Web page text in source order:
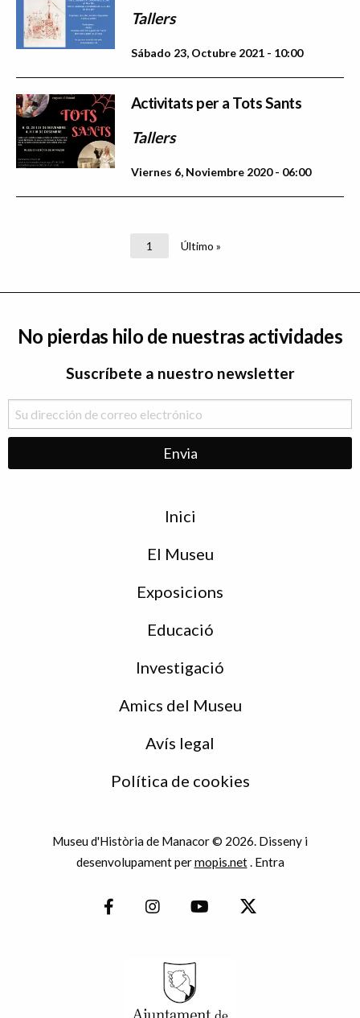
Tallers
Sábado 23, Octubre 2021 - 10:00
Activitats per a Tots Sants
Tallers
Viernes 6, Noviembre 2020 - 06:00
Página
actual
1
Última
Último »
No pierdas hilo de nuestras actividades
Suscríbete a nuestro newsletter
Inici
El Museu
Exposicions
Educació
Investigació
Amics del Museu
Avís legal
Política de cookies
Museu d'Història de Manacor © 2026. Disseny i
desenvolupament permopis.net. Entra